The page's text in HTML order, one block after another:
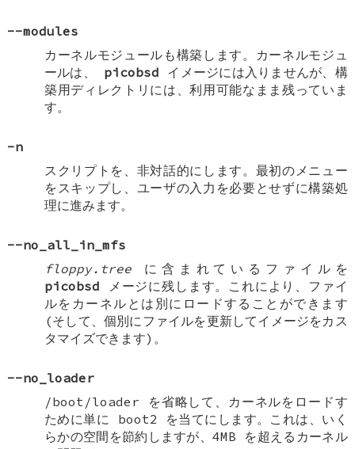
--modules
カーネルモジュールも構築します。カーネルモジュ
ールは、 picobsd イメージには入りませんが、構
築用ディレクトリには、利用可能なまま残っていま
す。
-n
スクリプトを、非対話的にします。最初のメニュー
をスキップし、ユーザの入力を必要とせずに構築処
理に進みます。
--no_all_in_mfs
floppy.treeに含まれているファイルを
picobsd メージに残します。これにより、ファイ
ルをカーネルとは別にロードすることができます
(そして、個別にファイルを更新してイメージをカス
タマイズできます)。
--no_loader
/boot/loader を省略して、カーネルをロードす
ために単に boot2 を当てにします。これは、いく
らかの空間を節約しますが、4MB を超えるカーネル